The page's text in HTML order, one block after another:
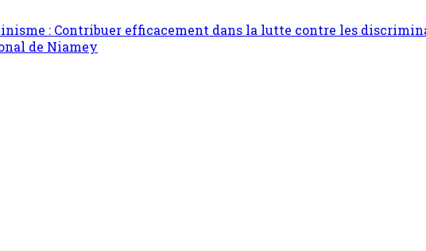
: Contribuer efficacement dans la lutte contre les
de Niamey